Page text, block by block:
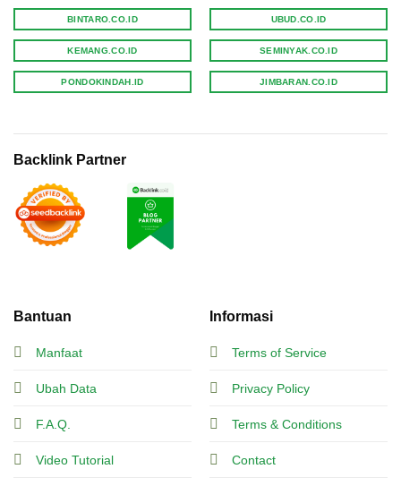
Bantuan
Manfaat
Ubah Data
F.A.Q.
Video Tutorial
Informasi
Terms of Service
Privacy Policy
Terms & Conditions
Contact
BINTARO.CO.ID
KEMANG.CO.ID
PONDOKINDAH.ID
UBUD.CO.ID
SEMINYAK.CO.ID
JIMBARAN.CO.ID
Backlink Partner